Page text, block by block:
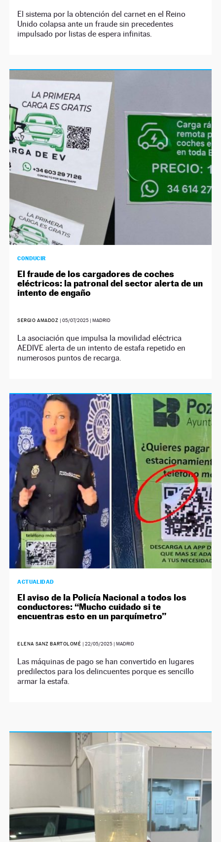
El sistema por la obtención del carnet en el Reino
Unido colapsa ante un fraude sin precedentes
impulsado por listas de espera infinitas.
CONDUCIR
El fraude de los cargadores de coches
eléctricos: la patronal del sector alerta de un
intento de engaño
SERGIO AMADOZ | 05/07/2025| MADRID
La asociación que impulsa la movilidad eléctrica
AEDIVE alerta de un intento de estafa repetido en
numerosos puntos de recarga.
ACTUALIDAD
El aviso de la Policía Nacional a todos los
conductores: “Mucho cuidado si te
encuentras esto en un parquímetro”
ELENA SANZ BARTOLOMÉ | 22/05/2025| MADRID
Las máquinas de pago se han convertido en lugares
predilectos para los delincuentes porque es sencillo
armar la estafa.